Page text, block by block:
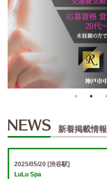
新着掲載情報
2025/05/20 [渋谷駅]
LuLu Spa